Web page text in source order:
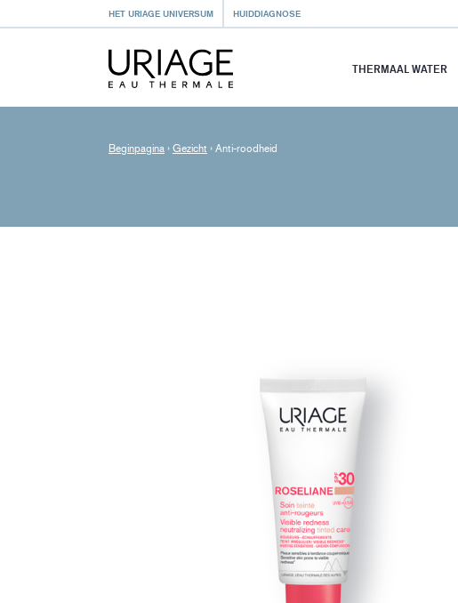
HET URIAGE UNIVERSUM HUIDDIAGNOSE
THERMAAL WATER
Beginpagina › Gezicht › Anti-roodheid